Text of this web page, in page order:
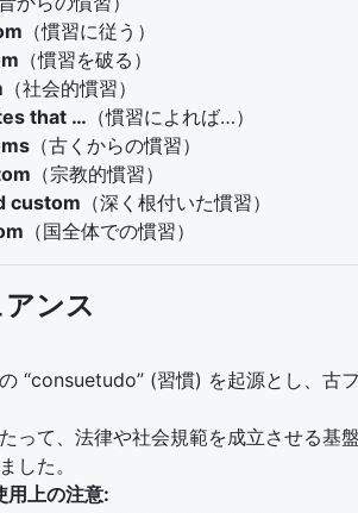
（慣習に従う）
（慣習を破る）
（社会的慣習）
that … （慣習によれば…）
（古くからの慣習）
（宗教的慣習）
custom （深く根付いた慣習）
（国全体での慣習）
ンス
“consuetudo” (習慣) を起源とし、古
って、法律や社会規範を成立させる基
した。
用上の注意: